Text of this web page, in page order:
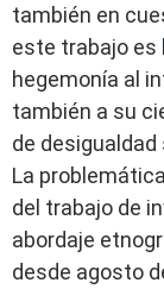
también en
este trabajo es
hegemonía al
también a su
de
La
del trabajo de
abordaje
desde agosto